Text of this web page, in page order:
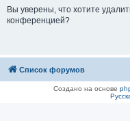
Вы уверены, что хотите
конференцией?
Список форумов
Создано на основе